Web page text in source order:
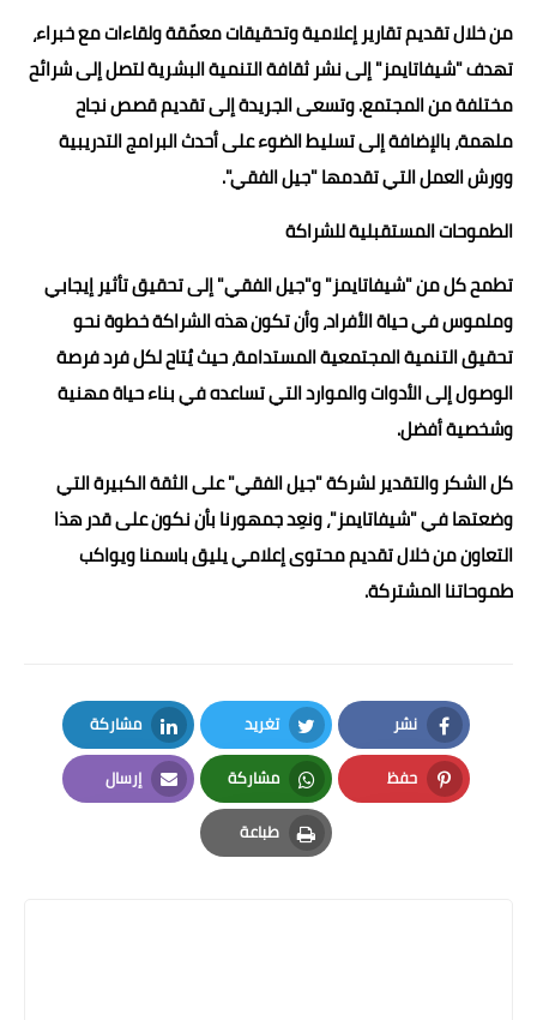
من خلال تقديم تقارير إعلامية وتحقيقات معمّقة ولقاءات مع خبراء،
تهدف "شيفاتايمز" إلى نشر ثقافة التنمية البشرية لتصل إلى شرائح
مختلفة من المجتمع. وتسعى الجريدة إلى تقديم قصص نجاح
ملهمة، بالإضافة إلى تسليط الضوء على أحدث البرامج التدريبية
وورش العمل التي تقدمها "جيل الفقي".
الطموحات المستقبلية للشراكة
تطمح كل من "شيفاتايمز" و"جيل الفقي" إلى تحقيق تأثير إيجابي
وملموس في حياة الأفراد، وأن تكون هذه الشراكة خطوة نحو
تحقيق التنمية المجتمعية المستدامة، حيث يُتاح لكل فرد فرصة
الوصول إلى الأدوات والموارد التي تساعده في بناء حياة مهنية
وشخصية أفضل.
كل الشكر والتقدير لشركة "جيل الفقي" على الثقة الكبيرة التي
وضعتها في "شيفاتايمز"، ونعِد جمهورنا بأن نكون على قدر هذا
التعاون من خلال تقديم محتوى إعلامي يليق باسمنا ويواكب
طموحاتنا المشتركة.
نشر
Facebook
تغريد
Twitter
مشاركة
LinkedIn
حفظ
Pinterest
مشاركة
Whatsapp
إرسال
Email
طباعة
Print